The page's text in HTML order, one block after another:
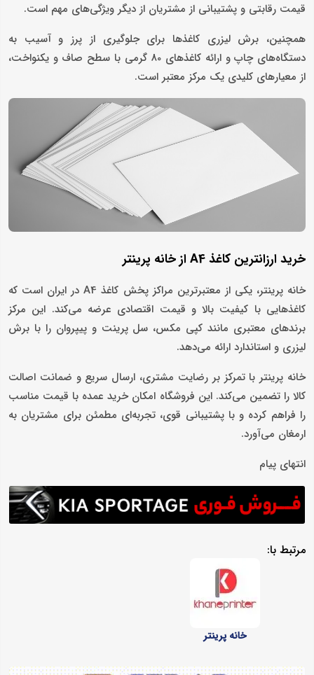
قیمت رقابتی و پشتیبانی از مشتریان از دیگر ویژگی‌های مهم است.
همچنین، برش لیزری کاغذها برای جلوگیری از پرز و آسیب به
دستگاه‌های چاپ و ارائه کاغذهای 80 گرمی با سطح صاف و یکنواخت،
از معیارهای کلیدی یک مرکز معتبر است.
خرید ارزانترین کاغذ A4 از خانه پرینتر
خانه پرینتر، یکی از معتبرترین مراکز پخش کاغذ A4 در ایران است که
کاغذهایی با کیفیت بالا و قیمت اقتصادی عرضه می‌کند. این مرکز
برندهای معتبری مانند کپی مکس، سل پرینت و پیپروان را با برش
لیزری و استاندارد ارائه می‌دهد.
خانه پرینتر با تمرکز بر رضایت مشتری، ارسال سریع و ضمانت اصالت
کالا را تضمین می‌کند. این فروشگاه امکان خرید عمده با قیمت مناسب
را فراهم کرده و با پشتیبانی قوی، تجربه‌ای مطمئن برای مشتریان به
ارمغان می‌آورد.
انتهای پیام
مرتبط با:
خانه پرینتر